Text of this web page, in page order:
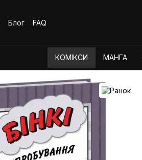
Блог FAQ
КОМІКСИ МАНГА